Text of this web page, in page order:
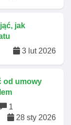
jak
3 lut 2026
od umowy
1
28 sty 2026